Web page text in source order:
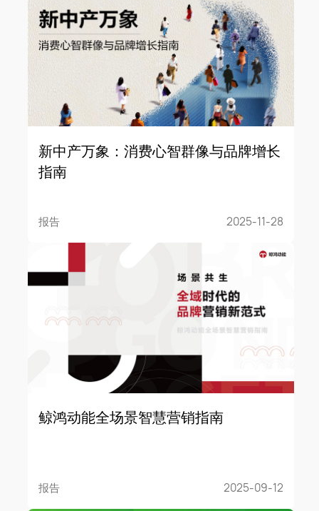
新中产万象：消费心智群像与品牌增长
指南
报告 2025-11-28
鲸鸿动能全场景智慧营销指南
报告 2025-09-12